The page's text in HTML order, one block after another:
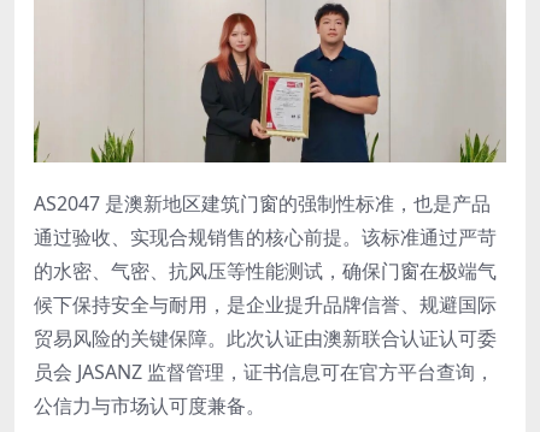
AS2047 是澳新地区建筑门窗的强制性标准，也是产品
通过验收、实现合规销售的核心前提。该标准通过严苛
的水密、气密、抗风压等性能测试，确保门窗在极端气
候下保持安全与耐用，是企业提升品牌信誉、规避国际
贸易风险的关键保障。此次认证由澳新联合认证认可委
员会 JASANZ 监督管理，证书信息可在官方平台查询，
公信力与市场认可度兼备。